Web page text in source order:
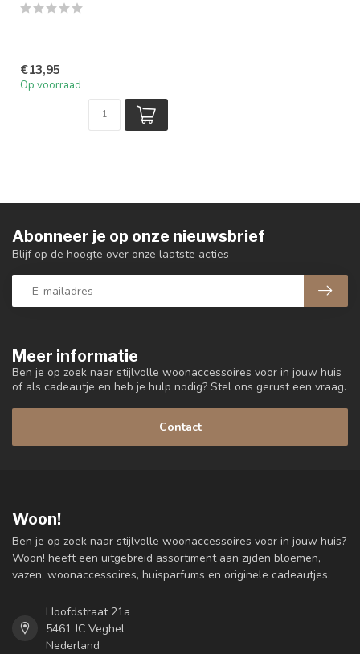
€13,95
Op voorraad
Meer informatie
Ben je op zoek naar stijlvolle woonaccessoires voor in jouw huis
of als cadeautje en heb je hulp nodig? Stel ons gerust een vraag.
Contact
Abonneer je op onze nieuwsbrief
Blijf op de hoogte over onze laatste acties
Woon!
Ben je op zoek naar stijlvolle woonaccessoires voor in jouw huis?
Woon! heeft een uitgebreid assortiment aan zijden bloemen,
vazen, woonaccessoires, huisparfums en originele cadeautjes.
Hoofdstraat 21a
5461 JC Veghel
Nederland